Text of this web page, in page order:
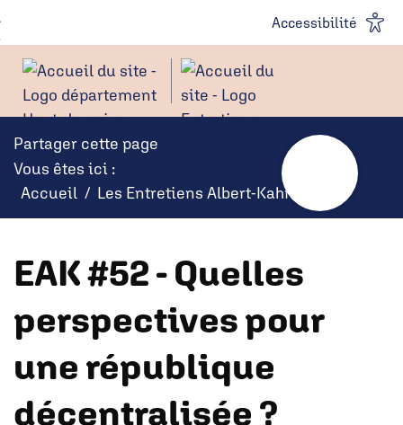
Aller au
contenu
Aller à la
recherche
Accessibilité
Vous êtes ici :
Accueil
Les Entretiens Albert-Kahn
Partager cette page
EAK #52 - Quelles
perspectives pour
une république
décentralisée ?